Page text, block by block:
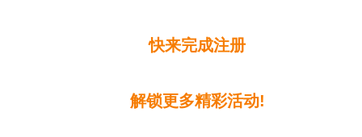
快来完成注册
解锁更多精彩活动!